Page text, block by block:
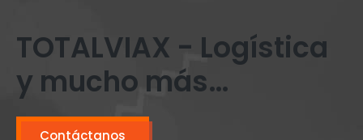
TOTALVIAX - Logística
y mucho más…
Contáctanos